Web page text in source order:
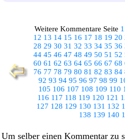
Weitere Kommentare Seite 1
12 13 14 15 16 17 18 19 20
28 29 30 31 32 33 34 35 36
44 45 46 47 48 49 50 51 52
60 61 62 63 64 65 66 67 68
76 77 78 79 80 81 82 83 84
92 93 94 95 96 97 98 99
105 106 107 108 109 110
116 117 118 119 120 121
127 128 129 130 131 132
138 139 140
Um selber einen Kommentar zu